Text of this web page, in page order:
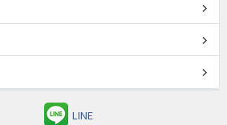
LINE